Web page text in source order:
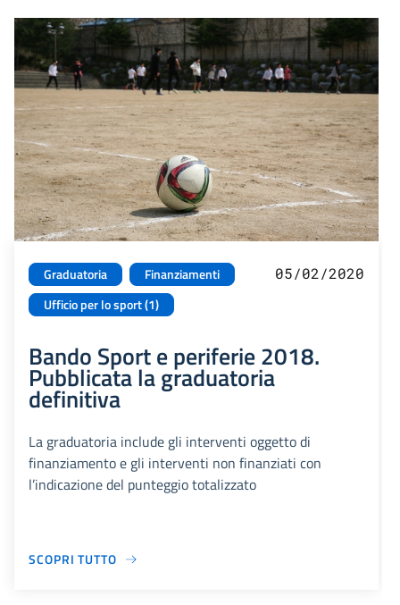
Graduatoria
Finanziamenti
Ufficio per lo sport (1)
05/02/2020
Bando Sport e periferie 2018.
Pubblicata la graduatoria
definitiva
La graduatoria include gli interventi oggetto di
finanziamento e gli interventi non finanziati con
l’indicazione del punteggio totalizzato
SCOPRI TUTTO